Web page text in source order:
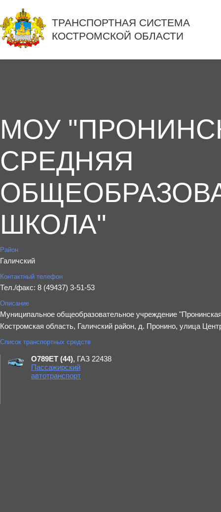
ТРАНСПОРТНАЯ СИСТЕМА
КОСТРОМСКОЙ ОБЛАСТИ
МОУ
СРЕДНЯЯ
ШКОЛА"
Район
Галичский
Контактный телефон
Тел./факс: 8 (49437) 3-51-53
Описание
Муниципальное общеобразовательное учреждение
Костромская область, Галичский район, д. Пронино, улица
Список транспортных средств
О789ЕТ (44), ГАЗ 22438
Пассажирский
автотранспорт